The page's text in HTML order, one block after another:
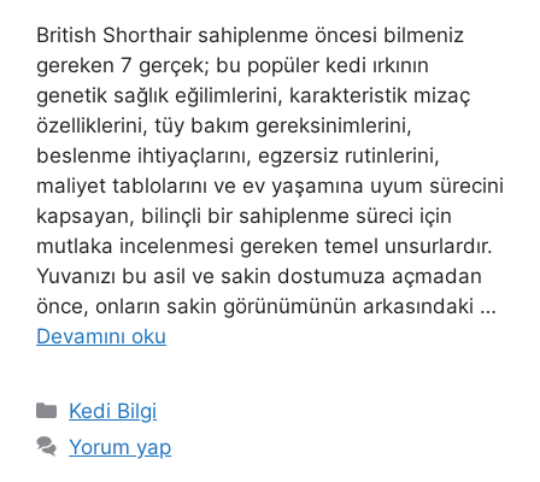
British Shorthair sahiplenme öncesi bilmeniz
gereken 7 gerçek; bu popüler kedi ırkının
genetik sağlık eğilimlerini, karakteristik mizaç
özelliklerini, tüy bakım gereksinimlerini,
beslenme ihtiyaçlarını, egzersiz rutinlerini,
maliyet tablolarını ve ev yaşamına uyum sürecini
kapsayan, bilinçli bir sahiplenme süreci için
mutlaka incelenmesi gereken temel unsurlardır.
Yuvanızı bu asil ve sakin dostumuza açmadan
önce, onların sakin görünümünün arkasındaki …
Devamını oku
Kategoriler
Kedi Bilgi
Yorum yap